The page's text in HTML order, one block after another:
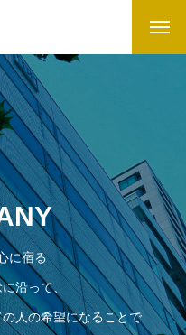
に宿る
沿って、
人の希望になることで